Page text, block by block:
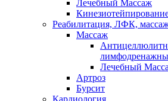
Лечебный Массаж
Реабилитация, ЛФК,
Массаж
Лечебный
Артроз
Бурсит
Кардиология